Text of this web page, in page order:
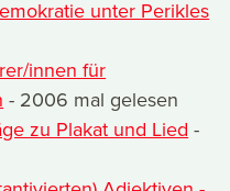
unter Perikles
innen für
- 2006 mal gelesen
zu Plakat und Lied -